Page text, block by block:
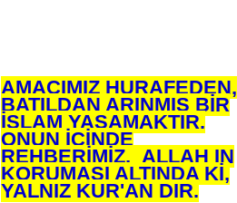
AMACIMIZ HURAFEDEN,
BATILDAN ARINMIŞ BİR
İSLAM YAŞAMAKTIR.
ONUN İÇİNDE
REHBERİMİZ, ALLAH IN
KORUMASI ALTINDA Kİ,
YALNIZ KUR'AN DIR.